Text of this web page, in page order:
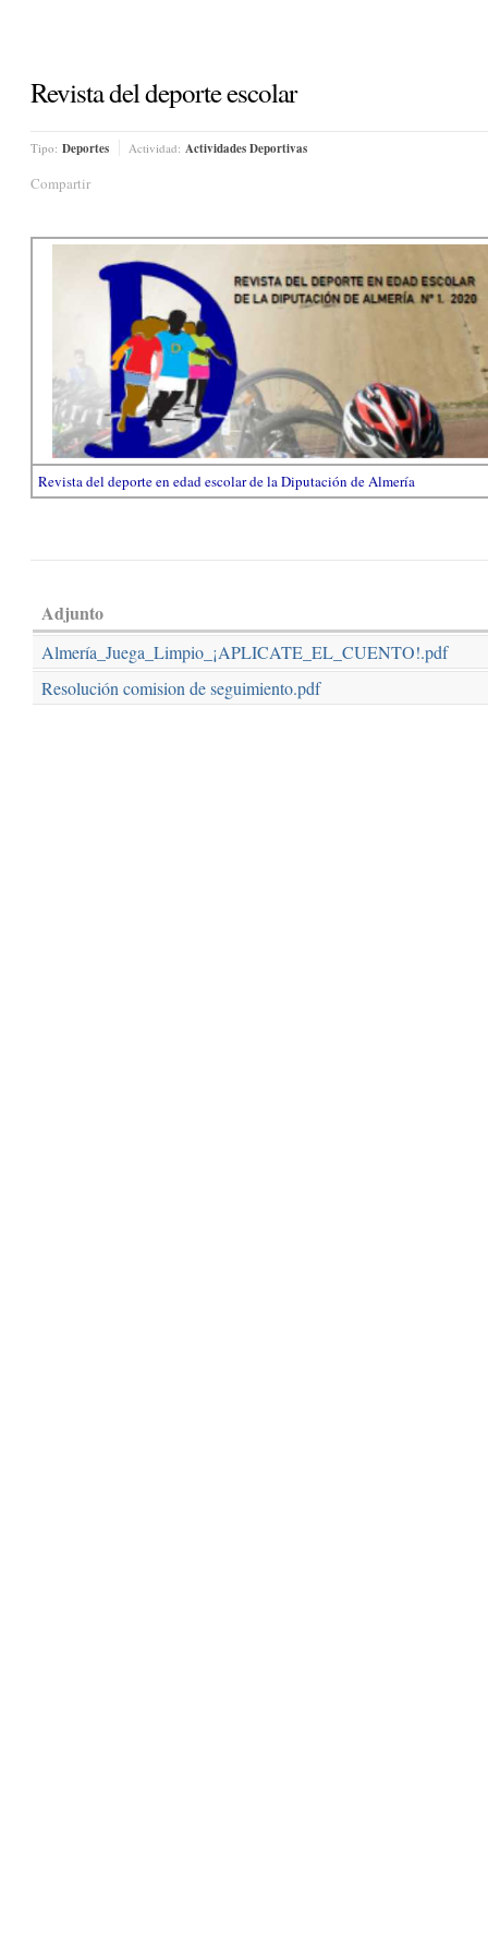
Revista del deporte escolar
Tipo: Deportes Actividad: Actividades Deportivas
Compartir
Revista del deporte en edad escolar de la Diputación de Almería
Adjunto
Almería_Juega_Limpio_¡APLICATE_EL_CUENTO!.pdf
Resolución comision de seguimiento.pdf